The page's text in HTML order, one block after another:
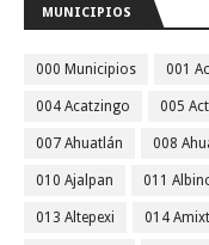
MUNICIPIOS
000 Municipios 001
004 Acatzingo 005
007 Ahuatlán 008
010 Ajalpan 011
013 Altepexi 014